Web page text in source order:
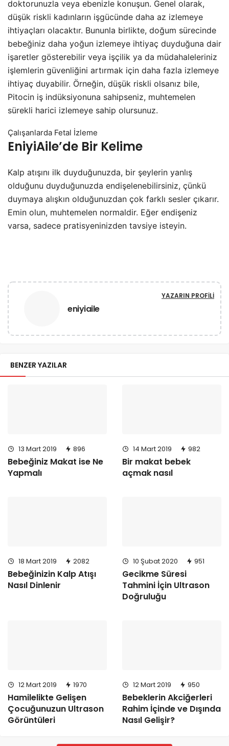
doktorunuzla veya ebenizle konuşun. Genel olarak,
düşük riskli kadınların işgücünde daha az izlemeye
ihtiyaçları olacaktır. Bununla birlikte, doğum sürecinde
bebeğiniz daha yoğun izlemeye ihtiyaç duyduğuna dair
işaretler gösterebilir veya işçilik ya da müdahaleleriniz
işlemlerin güvenliğini artırmak için daha fazla izlemeye
ihtiyaç duyabilir. Örneğin, düşük riskli olsanız bile,
Pitocin iş indüksiyonuna sahipseniz, muhtemelen
sürekli harici izlemeye sahip olursunuz.
Çalışanlarda Fetal İzleme
EniyiAile’de Bir Kelime
Kalp atışını ilk duyduğunuzda, bir şeylerin yanlış
olduğunu duyduğunuzda endişelenebilirsiniz, çünkü
duymaya alışkın olduğunuzdan çok farklı sesler çıkarır.
Emin olun, muhtemelen normaldir. Eğer endişeniz
varsa, sadece pratisyeninizden tavsiye isteyin.
eniyiaile
YAZARIN PROFILI
BENZER YAZILAR
13 Mart 2019 896
Bebeğiniz Makat ise Ne
Yapmalı
14 Mart 2019 982
Bir makat bebek
açmak nasıl
18 Mart 2019 2082
Bebeğinizin Kalp Atışı
Nasıl Dinlenir
10 Şubat 2020 951
Gecikme Süresi
Tahmini İçin Ultrason
Doğruluğu
12 Mart 2019 1970
Hamilelikte Gelişen
Çocuğunuzun Ultrason
Görüntüleri
12 Mart 2019 950
Bebeklerin Akciğerleri
Rahim İçinde ve Dışında
Nasıl Gelişir?